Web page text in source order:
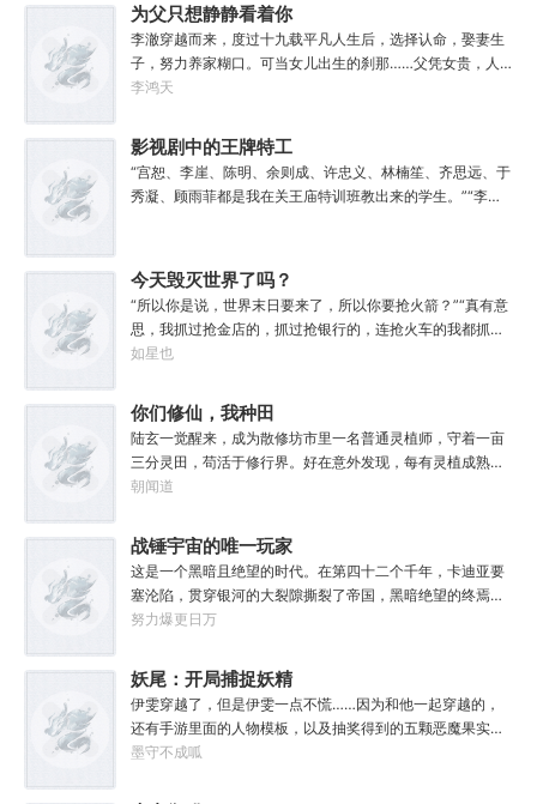
为父只想静静看着你
长生
李澈穿越而来，度过十九载平凡人生后，选择认命，娶妻生
子，努力养家糊口。可当女儿出生的刹那……父凭女贵，人
生不再平凡。……女儿平安出生，你获得道果【仙工】女儿
无灾，获得道果【无垢心】女儿三岁，活泼机灵，获得道果
【棋圣】女儿四岁、五岁、六岁…………李澈发现，女儿每长
大一岁，他便可凝聚出一颗道果，加持己身。从此以后，李
澈有了一个朴实无华的愿望。一岁一道果，默默守长生。为
间。
李鸿天
影视剧中的王牌特工
“宫恕、李崖、陈明、余则成、许忠义、林楠笙、齐思远、于
秀凝、顾雨菲都是我在关王庙特训班教出来的学生。”“李维
谁？”“我啊，他们都唤我老九。”“日本人那边，一直找的‘妇
好’就是我。”“嗯，我还有个代号，就是他们一直在找的‘喀秋
莎’。”
今天毁灭世界了吗？
“所以你是说，世界末日要来了，所以你要抢火箭？”“真有意
思，我抓过抢金店的，抓过抢银行的，连抢火车的我都抓
过，就是没抓过抢火箭的。”“你怎么想的？就算你真把火箭
开。”“真的，我已经开过无数次了。”“还有，你们真得快
点，我没时间了。”“没时间？”男人呵呵一笑。“你很忙
吗？”“很忙。”林序点点头。“我得去毁灭下一个世界了。”
如星也
你们修仙，我种田
陆玄一觉醒来，成为散修坊市里一名普通灵植师，守着一亩
三分灵田，苟活于修行界。好在意外发现，每有灵植成熟，
自己便能得到额外奖励。收获剑草一株，获得剑丸一枚。收
焰丹丹方一张。……从此，他便安分守住自家灵田，坐看修
行界风起云涌，沧海桑田。“什么切磋斗法，秘境探索，寻仙
缘，得法宝……通通与我无关！”“我只想安安静静的种田。”
朝闻道
战锤宇宙的唯一玩家
这是一个黑暗且绝望的时代。在第四十二个千年，卡迪亚要
塞沦陷，贯穿银河的大裂隙撕裂了帝国，黑暗绝望的终焉时
代降临。人类的命运似乎已被注定，要在无休止的恐怖战争
失的来到这个世界。“剧情对话什么的最烦人了，统统跳
过。”“我不想知道为什么，我只想大开杀戒。”基里曼：达奇
是个优秀的战士，就是不爱听人话，每次想和他说些什么，
他都要跳过。塔拉辛：我很好奇，他是怎么把恒星敲成一个
个方块的。钛族：对那家伙来说，物理学已经不存在了。恐
努力爆更日万
妖尾：开局捕捉妖精
女王艾露莎
伊雯穿越了，但是伊雯一点不慌……因为和他一起穿越的，
还有手游里面的人物模板，以及抽奖得到的五颗恶魔果实。
伊雯自认自己可以依靠首充六块得到的特殊体质，以及背包
双眼的伊雯看到了一头绯红色的巨龙。伊雯这才知道，这根
墨守不成呱